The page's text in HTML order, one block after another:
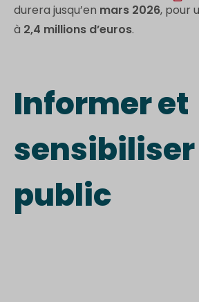
durera jusqu’en mars 2026, pour
à 2,4 millions d’euros.
Informer et
sensibiliser
public